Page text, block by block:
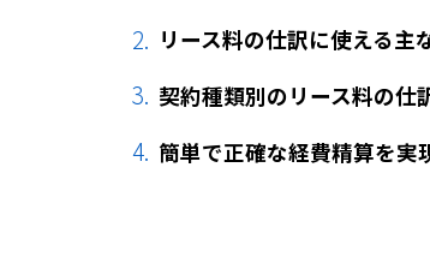
リース料の仕訳に使える主
契約種類別のリース料の仕
簡単で正確な経費精算を実